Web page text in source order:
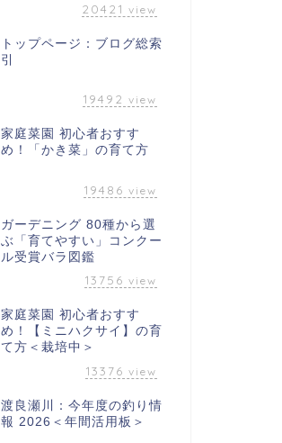
20421 view
トップページ：ブログ総索
引
19492 view
家庭菜園 初心者おすす
め！「かき菜」の育て方
19486 view
ガーデニング 80種から選
ぶ「育てやすい」コンクー
ル受賞バラ図鑑
13756 view
家庭菜園 初心者おすす
め！【ミニハクサイ】の育
て方＜栽培中＞
13376 view
渡良瀬川：今年度の釣り情
報 2026＜年間活用板＞